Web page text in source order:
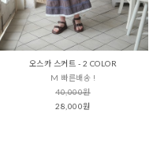
오스카 스커트 - 2 COLOR
M 빠른배송 !
40,000원
28,000원